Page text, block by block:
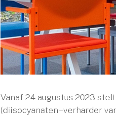
Vanaf 24 augustus 2023
(diisocyanaten – verharder